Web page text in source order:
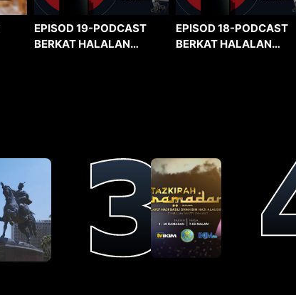
EPISOD 19-PODCAST
BERKAT HALALAN
EPISOD 18-PODCAST
BERKAT HALALAN